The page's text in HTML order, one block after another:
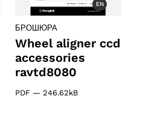
EN
БРОШЮРА
Wheel aligner ccd
accessories
ravtd8080
PDF — 246.62kB